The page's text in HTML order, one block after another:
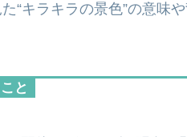
“キラキラの景色”の意味
と